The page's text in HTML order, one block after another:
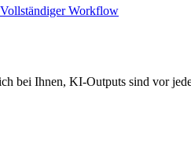
Vollständiger Workflow
bei Ihnen, KI-Outputs sind vor